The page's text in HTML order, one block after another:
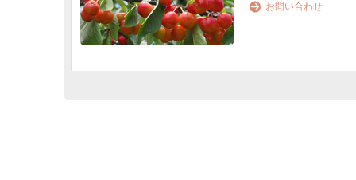
お問い合わせ